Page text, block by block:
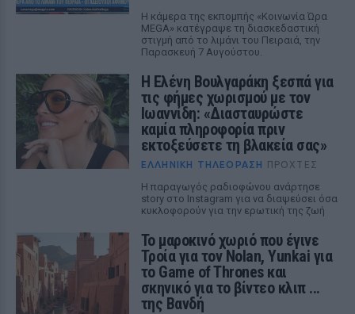
Η κάμερα της εκπομπής «Κοινωνία Ώρα
MEGA» κατέγραψε τη διασκεδαστική
στιγμή από το λιμάνι του Πειραιά, την
Παρασκευή 7 Αυγούστου.
Η Ελένη Βουλγαράκη ξεσπά για
τις φήμες χωρισμού με τον
Ιωαννίδη: «Διασταυρώστε
καμία πληροφορία πριν
εκτοξεύσετε τη βλακεία σας»
ΕΛΛΗΝΙΚΉ ΤΗΛΕΌΡΑΣΗ ΠΡΟΧΤΈΣ
Η παραγωγός ραδιοφώνου ανάρτησε
story στο Instagram για να διαψεύσει όσα
κυκλοφορούν για την ερωτική της ζωή
Το μαροκινό χωριό που έγινε
Τροία για τον Nolan, Yunkai για
το Game of Thrones και
σκηνικό για το βίντεο κλιπ ...
της Βανδή